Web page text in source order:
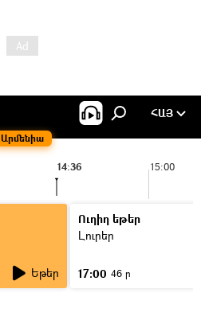
Արմենիա
ՀԱՅ
15:00
14:36
Եթեր
Ուղիղ եթեր
Լուրեր
17:00 46 ր